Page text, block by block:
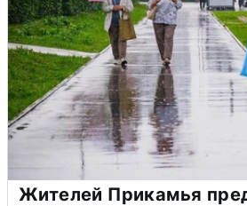
Жителей Прикамья